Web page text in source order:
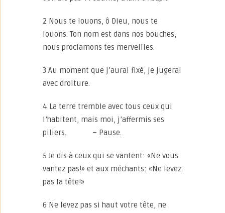
2 Nous te louons, ô Dieu, nous te
louons. Ton nom est dans nos bouches,
nous proclamons tes merveilles.
3 Au moment que j’aurai fixé, je jugerai
avec droiture.
4 La terre tremble avec tous ceux qui
l’habitent, mais moi, j’affermis ses
piliers. – Pause.
5 Je dis à ceux qui se vantent: «Ne vous
vantez pas!» et aux méchants: «Ne levez
pas la tête!»
6 Ne levez pas si haut votre tête, ne